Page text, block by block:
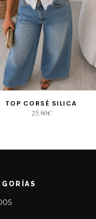
OPCIONES
TOP CORSÉ SILICA
25,90€